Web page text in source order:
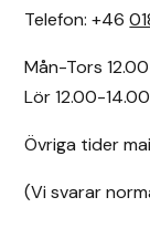
Telefon: +46
Mån-Tors
Lör 12.00-14.00
Övriga tider
(Vi svarar